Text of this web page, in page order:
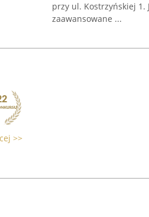
przy ul. Kostrzyńskiej 1.
zaawansowane ...
>>